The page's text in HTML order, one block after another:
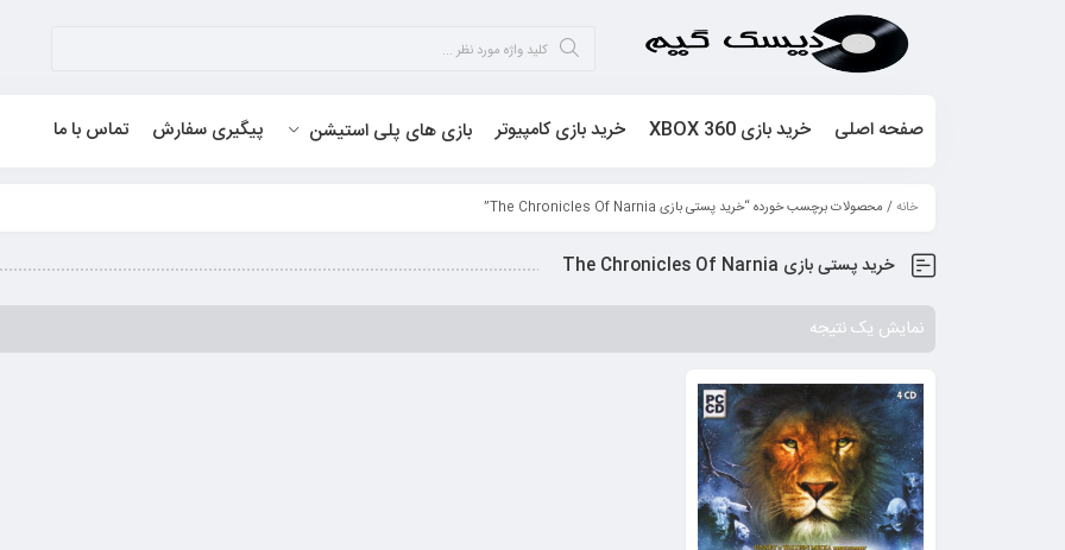
صفحه اصلی خرید بازی XBOX 360 خرید بازی کامپیوتر بازی های پلی استیشن پیگیری سفارش تماس با ما
خانه/ محصولات برچسب خورده “خرید پستی بازی The Chronicles Of Narnia”
خرید پستی بازی The Chronicles Of Narnia
نمایش یک نتیجه